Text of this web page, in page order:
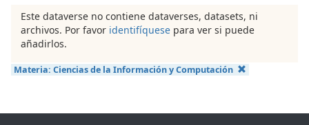
Este dataverse no contiene dataverses, datasets, ni
archivos. Por favor identifíquese para ver si puede
añadirlos.
Materia: Ciencias de la Información y Computación